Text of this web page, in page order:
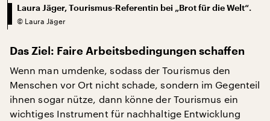
Laura Jäger, Tourismus-Referentin bei „Brot für die Welt“.
© Laura Jäger
Das Ziel: Faire Arbeitsbedingungen schaffen
Wenn man umdenke, sodass der Tourismus den
Menschen vor Ort nicht schade, sondern im Gegenteil
ihnen sogar nütze, dann könne der Tourismus ein
wichtiges Instrument für nachhaltige Entwicklung